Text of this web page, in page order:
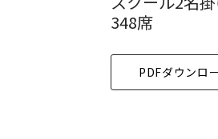
348席
PDFダウンロ
の空室状況は